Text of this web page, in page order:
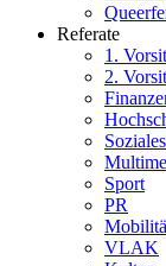
Referate
1.
2.
Sport
PR
VLAK